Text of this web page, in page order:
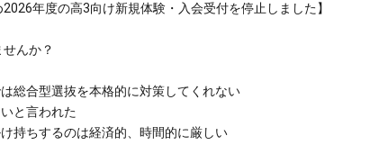
2026年度の高3向け新規体験・入会受付を停止しました】
んか？
総合型選抜を本格的に対策してくれない
と言われた
持ちするのは経済的、時間的に厳しい